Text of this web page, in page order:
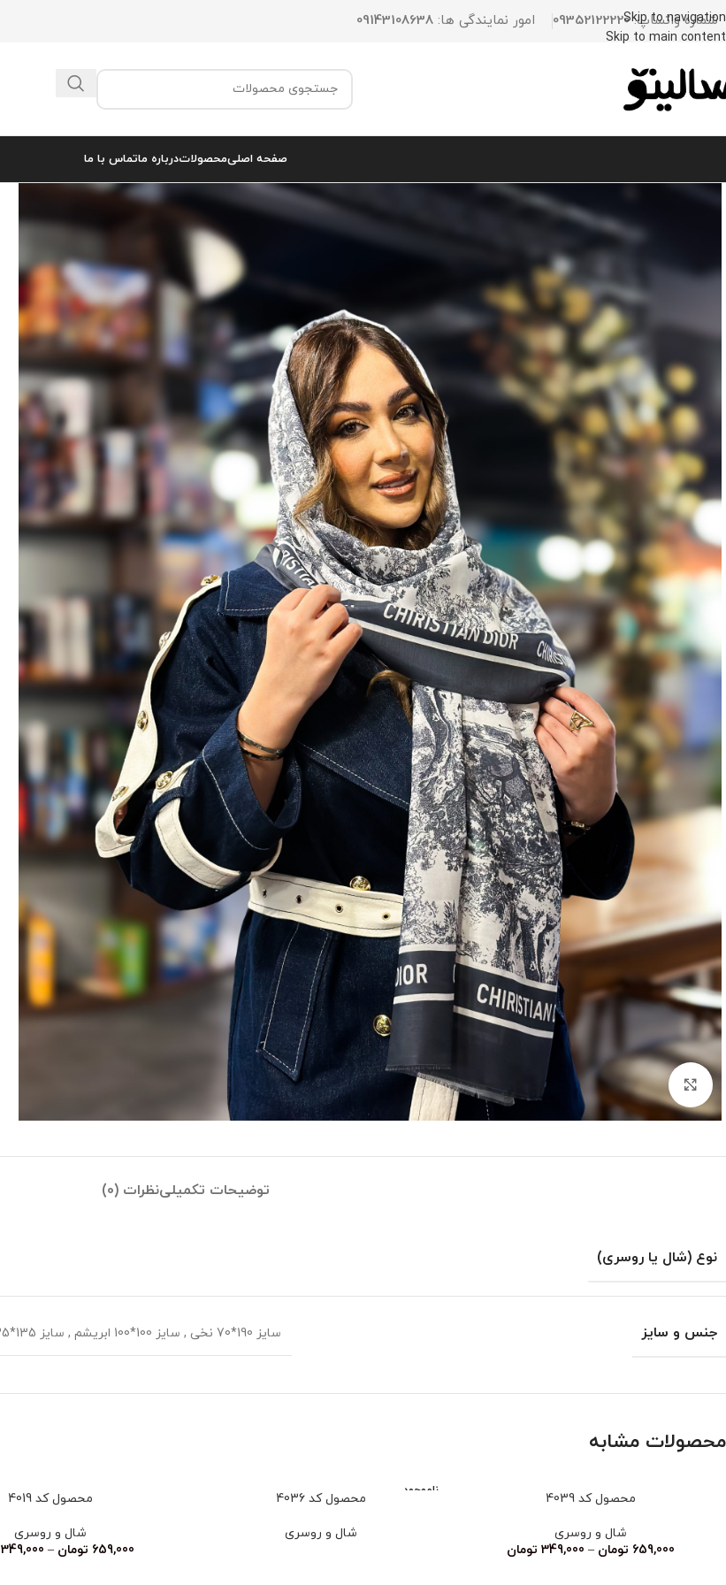
Skip to navigation
Skip to main content
شماره واتساپ:09352122220 امور نمایندگی ها: 09143108638
صفحه اصلیمحصولاتدرباره ماتماس با ما
بزرگنمایی تصویر
توضیحات تکمیلینظرات (0)
نوع (شال یا روسری)
جنس و سایز سایز 190*70 نخی , سایز 100*100 ابریشم , سایز 135*135 نخی
محصولات مشابه
محصول کد 4039
شال و روسری
659,000 تومان –
349,000 تومان
ناموجود محصول کد 4036
شال و روسری
محصول کد 4019
شال و روسری
659,000 تومان –
349,000